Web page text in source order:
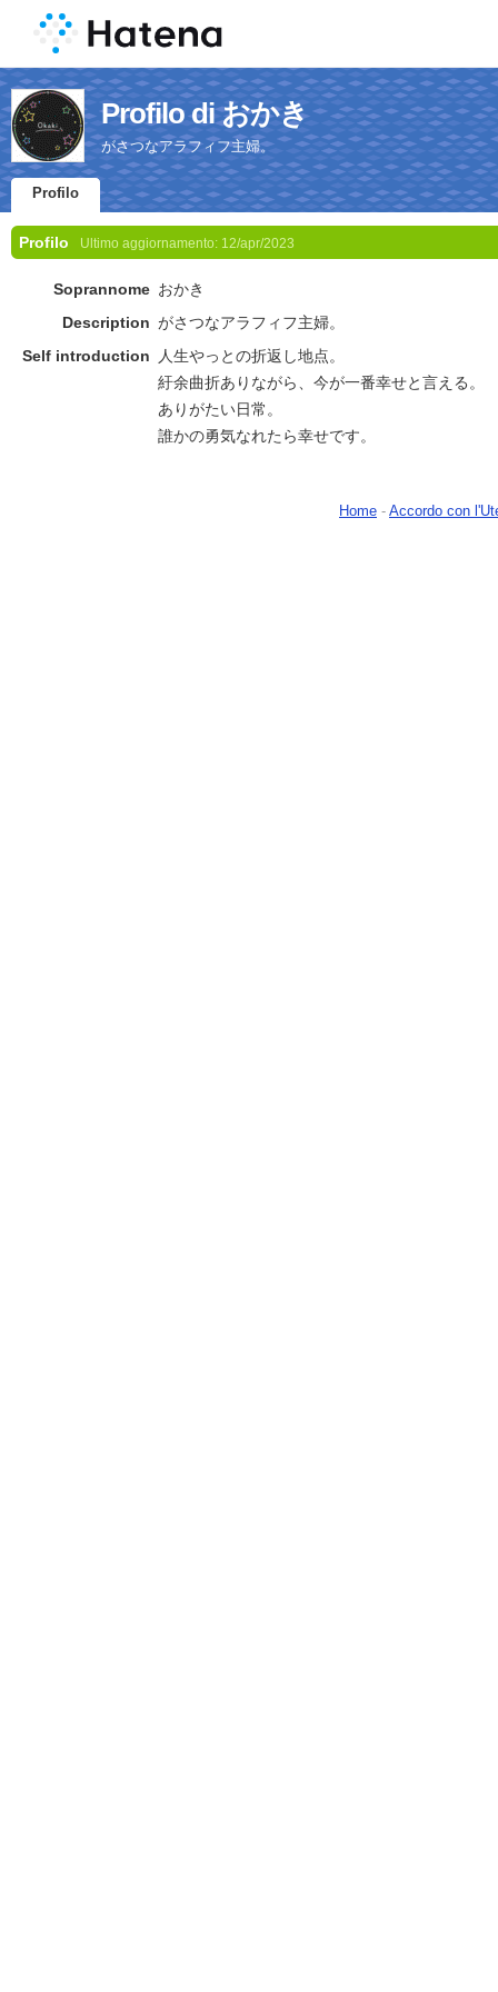
Profilo di おかき
がさつなアラフィフ主婦。
Profilo
Profilo Ultimo aggiornamento: 12/apr/2023
Soprannome おかき
Description がさつなアラフィフ主婦。
Self introduction
人生やっとの折返し地点。
紆余曲折ありながら、今が一番幸せと言える。
ありがたい日常。
誰かの勇気なれたら幸せです。
Home - Accordo con